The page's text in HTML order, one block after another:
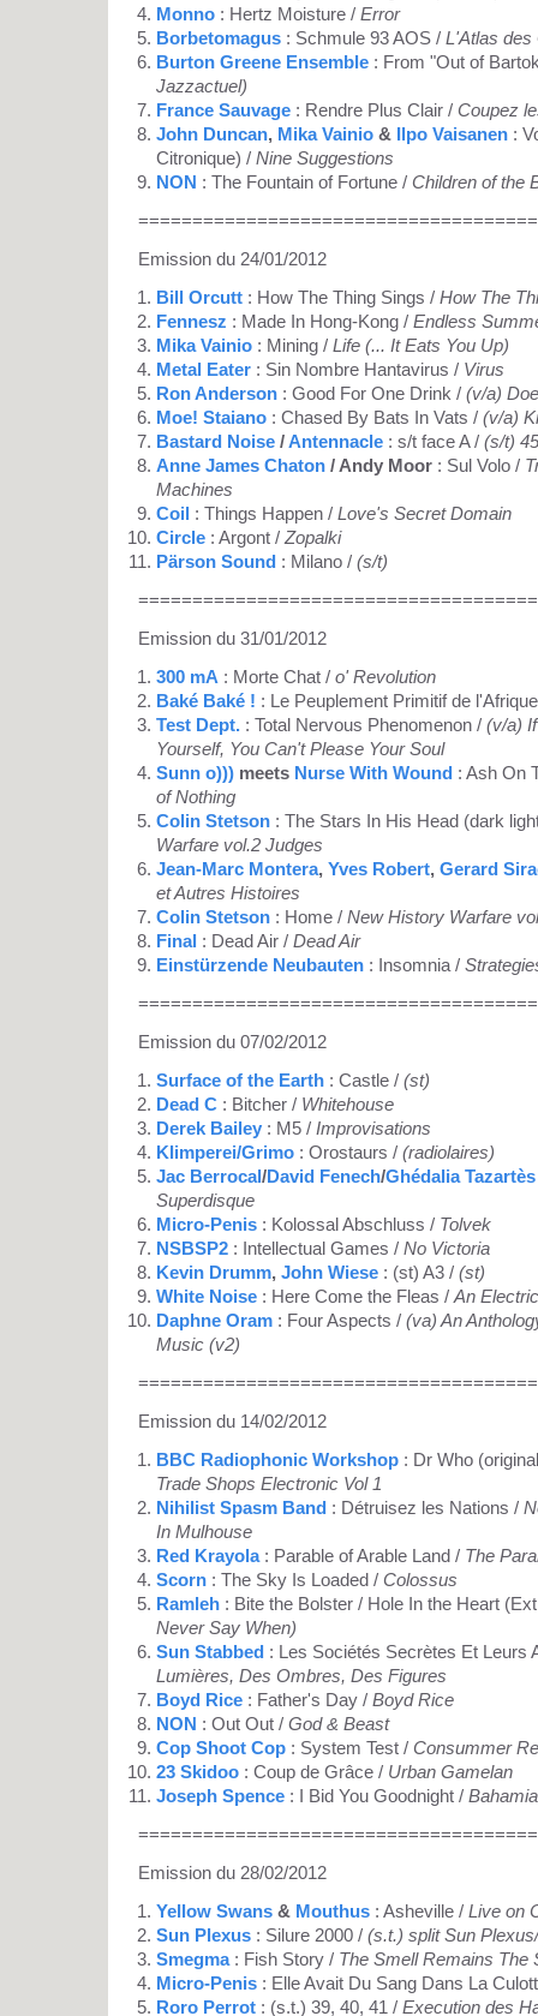
Monno : Hertz Moisture / Error
Borbetomagus : Schmule 93 AOS / L'Atlas des
Burton Greene Ensemble : From "Out of
Jazzactuel)
France Sauvage : Rendre Plus Clair / Coupez
John Duncan, Mika Vainio & Ilpo Vaisanen :
Citronique) / Nine Suggestions
NON : The Fountain of Fortune / Children of the
Emission du 24/01/2012
Bill Orcutt : How The Thing Sings / How The
Fennesz : Made In Hong-Kong / Endless
Mika Vainio : Mining / Life (... It Eats You Up)
Metal Eater : Sin Nombre Hantavirus / Virus
Ron Anderson : Good For One Drink / (v/a)
Moe! Staiano : Chased By Bats In Vats / (v/a)
Bastard Noise /Antennacle : s/t face A / (s/t)
Anne James Chaton / Andy Moor : Sul Volo /
Machines
Coil : Things Happen / Love's Secret Domain
Circle : Argont / Zopalki
Pärson Sound : Milano / (s/t)
Emission du 31/01/2012
300 mA : Morte Chat / o' Revolution
Baké Baké ! : Le Peuplement Primitif de
Test Dept. : Total Nervous Phenomenon / (v/a)
Yourself, You Can't Please Your Soul
Sunn o))) meets Nurse With Wound : Ash On
of Nothing
Colin Stetson : The Stars In His Head (dark
Warfare vol.2 Judges
Jean-Marc Montera, Yves Robert, Gerard
et Autres Histoires
Colin Stetson : Home / New History Warfare
Final : Dead Air / Dead Air
Einstürzende Neubauten : Insomnia /
Emission du 07/02/2012
Surface of the Earth : Castle / (st)
Dead C : Bitcher / Whitehouse
Derek Bailey : M5 / Improvisations
Klimperei/Grimo : Orostaurs / (radiolaires)
Jac Berrocal/David Fenech/Ghédalia Tazartès
Superdisque
Micro-Penis : Kolossal Abschluss / Tolvek
NSBSP2 : Intellectual Games / No Victoria
Kevin Drumm, John Wiese : (st) A3 / (st)
White Noise : Here Come the Fleas / An
Daphne Oram : Four Aspects / (va) An
Music (v2)
Emission du 14/02/2012
BBC Radiophonic Workshop : Dr Who
Trade Shops Electronic Vol 1
Nihilist Spasm Band : Détruisez les Nations /
In Mulhouse
Red Krayola: Parable of Arable Land / The
Scorn : The Sky Is Loaded / Colossus
Ramleh : Bite the Bolster / Hole In the Heart
Never Say When)
Sun Stabbed : Les Sociétés Secrètes Et Leurs
Lumières, Des Ombres, Des Figures
Boyd Rice : Father's Day / Boyd Rice
NON : Out Out / God & Beast
Cop Shoot Cop : System Test / Consummer
23 Skidoo : Coup de Grâce / Urban Gamelan
Joseph Spence : I Bid You Goodnight /
Emission du 28/02/2012
Yellow Swans & Mouthus : Asheville / Live on
Sun Plexus : Silure 2000 / (s.t.) split Sun
Smegma: Fish Story / The Smell Remains The
Micro-Penis : Elle Avait Du Sang Dans La
Roro Perrot : (s.t.) 39, 40, 41 / Execution des